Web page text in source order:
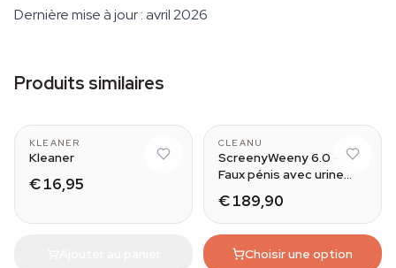
Dernière mise à jour : avril 2026
Produits similaires
KLEANER
Kleaner
€ 16,95
CLEANU
ScreenyWeeny 6.0 -
Faux pénis avec urine
€ 189,90
Choisir une option
5